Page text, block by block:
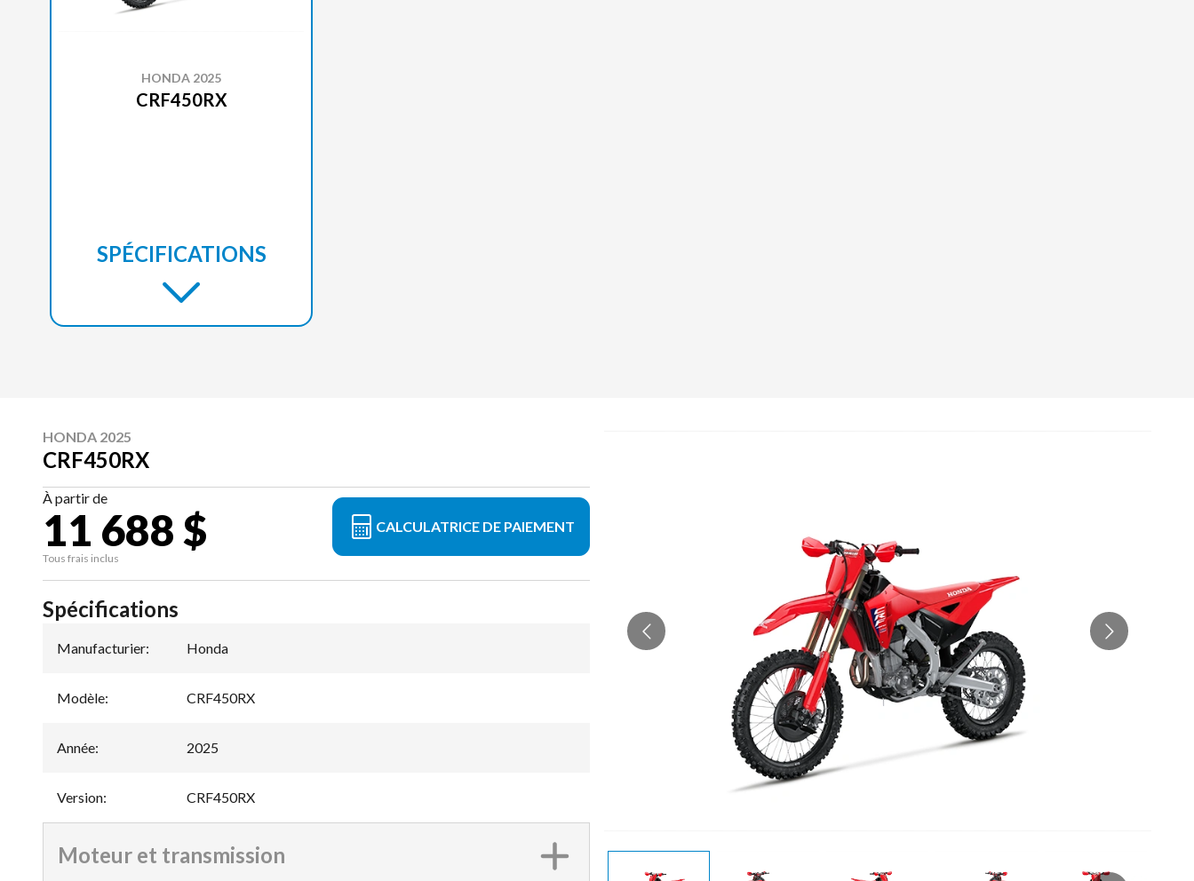
HONDA 2025
CRF450RX
SPÉCIFICATIONS
HONDA 2025
CRF450RX
À partir de
11 688 $
Tous frais inclus
CALCULATRICE DE PAIEMENT
Spécifications
Manufacturier: Honda
Modèle: CRF450RX
Année: 2025
Version: CRF450RX
Moteur et transmission